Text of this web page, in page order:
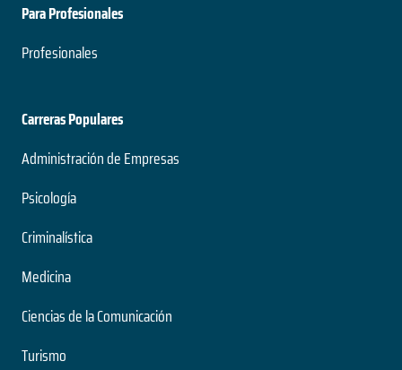
Composición Musical
Duración
Pregrado
Nivel
Modalidad
Duración
Nivel
Para Profesionales
Profesionales
Carreras Populares
Administración de Empresas
Psicología
Criminalística
Medicina
Ciencias de la Comunicación
Turismo